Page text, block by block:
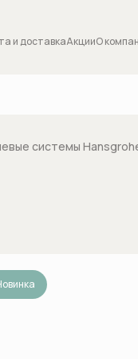
и доставкаАкцииО
системы